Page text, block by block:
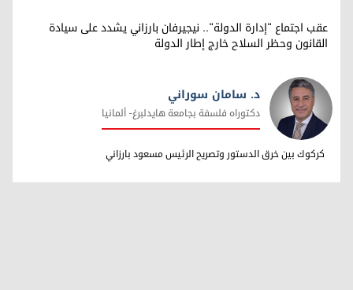
عقب اجتماع "إدارة الدولة".. نيجيرفان بارزاني يشدد على سيادة
القانون وحظر السلاح خارج إطار الدولة
د. سامان سوراني
د. سامان سوراني
دکتوراه فلسفة بجامعة هایدلبرغ- ألمانیا
کرکوك بین خرق الدستور وتصریح الرئیس مسعود بارزاني